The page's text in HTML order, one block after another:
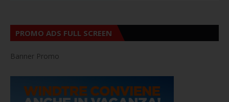
PROMO ADS FULL SCREEN
Banner Promo